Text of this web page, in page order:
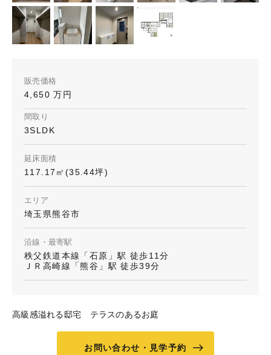
販売価格
4,650 万円
間取り
3SLDK
延床面積
117.17㎡(35.44坪)
エリア
埼玉県熊谷市
沿線・最寄駅
秩父鉄道本線「石原」駅 徒歩11分
ＪＲ高崎線「熊谷」駅 徒歩39分
高級感溢れる邸宅 テラスのあるお庭
お問い合わせ・見学予約